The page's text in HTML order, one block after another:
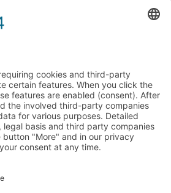
sněmu.
cookies and third-party
certain features. When you click the
features are enabled (consent).
and the involved third-party
personal data for various purposes.
under the button "More" and in our